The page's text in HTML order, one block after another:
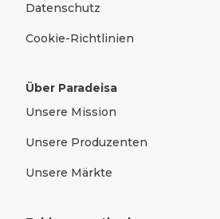
Datenschutz
Cookie-Richtlinien
Über Paradeisa
Unsere Mission
Unsere Produzenten
Unsere Märkte